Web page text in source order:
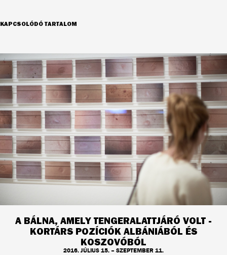
KAPCSOLÓDÓ TARTALOM
A BÁLNA, AMELY TENGERALATTJÁRÓ VOLT -
KORTÁRS POZÍCIÓK ALBÁNIÁBÓL ÉS
KOSZOVÓBÓL
2016. JÚLIUS 15. – SZEPTEMBER 11.